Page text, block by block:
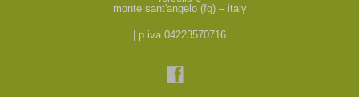
monte sant'angelo (fg) – italy
| p.iva 04223570716